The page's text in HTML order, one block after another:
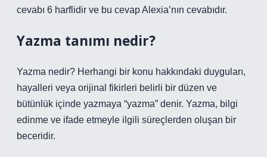
cevabı 6 harflidir ve bu cevap Alexia’nın cevabıdır.
Yazma tanımı nedir?
Yazma nedir? Herhangi bir konu hakkındaki duyguları,
hayalleri veya orijinal fikirleri belirli bir düzen ve
bütünlük içinde yazmaya “yazma” denir. Yazma, bilgi
edinme ve ifade etmeyle ilgili süreçlerden oluşan bir
beceridir.